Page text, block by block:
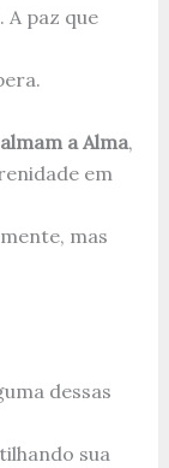
A paz que
a Alma,
em
mas
dessas
sua